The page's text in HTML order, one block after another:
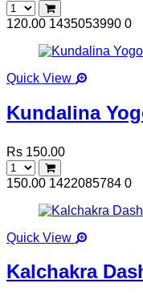
120.00 1435053990 0
Quick View
Kundalina
Rs 150.00
150.00 1422085784 0
Quick View
Kalchakra